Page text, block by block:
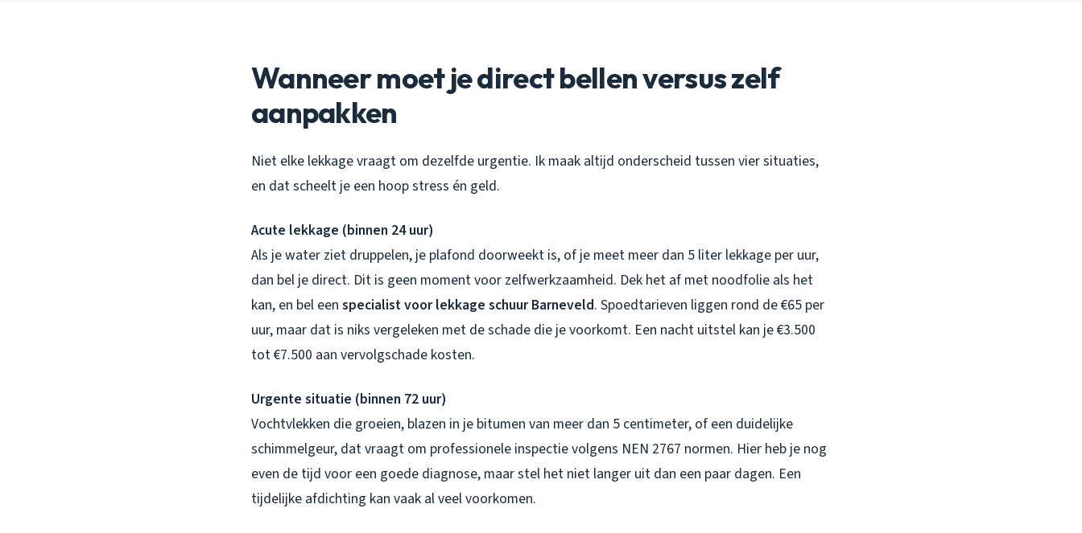
Wanneer moet je direct bellen versus zelf
aanpakken
Niet elke lekkage vraagt om dezelfde urgentie. Ik maak altijd onderscheid tussen vier situaties,
en dat scheelt je een hoop stress én geld.
Acute lekkage (binnen 24 uur)
Als je water ziet druppelen, je plafond doorweekt is, of je meet meer dan 5 liter lekkage per uur,
dan bel je direct. Dit is geen moment voor zelfwerkzaamheid. Dek het af met noodfolie als het
kan, en bel een specialist voor lekkage schuur Barneveld. Spoedtarieven liggen rond de €65 per
uur, maar dat is niks vergeleken met de schade die je voorkomt. Een nacht uitstel kan je €3.500
tot €7.500 aan vervolgschade kosten.
Urgente situatie (binnen 72 uur)
Vochtvlekken die groeien, blazen in je bitumen van meer dan 5 centimeter, of een duidelijke
schimmelgeur, dat vraagt om professionele inspectie volgens NEN 2767 normen. Hier heb je nog
even de tijd voor een goede diagnose, maar stel het niet langer uit dan een paar dagen. Een
tijdelijke afdichting kan vaak al veel voorkomen.